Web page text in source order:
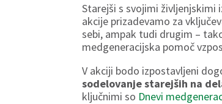
Starejši s svojimi
akcije prizadevamo za
sebi, ampak tudi drugim –
medgeneracijska pomoč
V akciji bodo izpostavljeni
sodelovanje starejših na
ključnimi so Dnevi